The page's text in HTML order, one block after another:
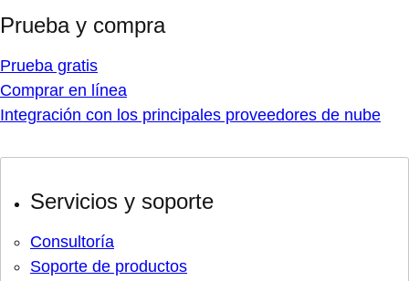
Prueba y compra
Prueba gratis
Comprar en línea
Integración con los principales proveedores de nube
Servicios y soporte
Consultoría
Soporte de productos